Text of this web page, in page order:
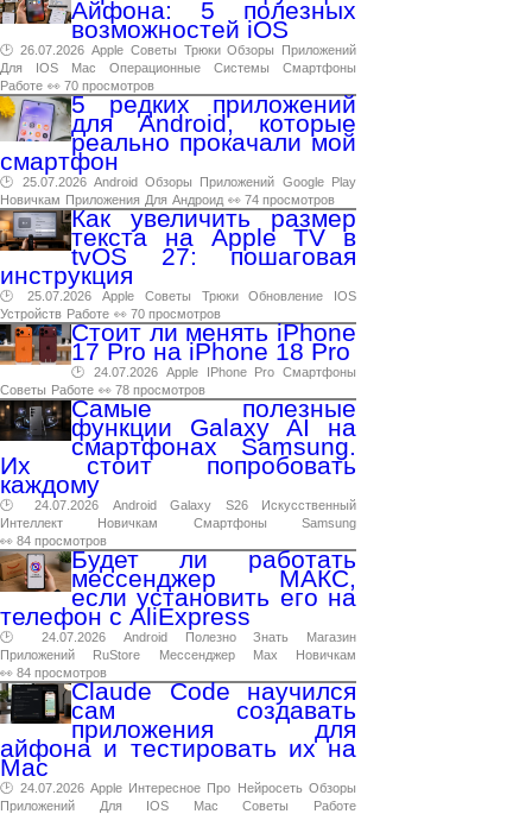
Айфона: 5 полезных
возможностей iOS
🕑 26.07.2026 Apple Советы Трюки Обзоры
Приложений
Для
IOS Mac Операционные Системы
Смартфоны
Работе 👀 70 просмотров
5 редких приложений
для Android, которые
реально прокачали мой
смартфон
🕑 25.07.2026 Android Обзоры Приложений Google
Play
Новичкам Приложения Для Андроид 👀 74 просмотров
Как увеличить размер
текста на Apple TV в
tvOS 27: пошаговая
инструкция
🕑 25.07.2026 Apple Советы Трюки Обновление
IOS
Устройств Работе 👀 70 просмотров
Стоит ли менять iPhone
17 Pro на iPhone 18 Pro
🕑 24.07.2026 Apple IPhone Pro Смартфоны
Советы Работе 👀 78 просмотров
Самые полезные
функции Galaxy AI на
смартфонах Samsung.
Их стоит попробовать
каждому
🕑 24.07.2026 Android Galaxy S26
Искусственный
Интеллект
Новичкам Смартфоны
Samsung
👀 84 просмотров
Будет ли работать
мессенджер МАКС,
если установить его на
телефон с AliExpress
🕑 24.07.2026 Android Полезно Знать
Магазин
Приложений
RuStore Мессенджер Max
Новичкам
👀 84 просмотров
Claude Code научился
сам создавать
приложения для
айфона и тестировать их на
Mac
🕑 24.07.2026 Apple Интересное Про Нейросеть Обзоры
Приложений
Для IOS Mac Советы
Работе